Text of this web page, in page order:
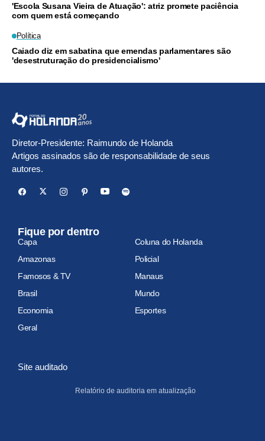
'Escola Susana Vieira de Atuação': atriz promete paciência
com quem está começando
Política
Caiado diz em sabatina que emendas parlamentares são
'desestruturação do presidencialismo'
Diretor-Presidente: Raimundo de Holanda
Artigos assinados são de responsabilidade de seus
autores.
Fique por dentro
Capa
Coluna do Holanda
Amazonas
Policial
Famosos & TV
Manaus
Brasil
Mundo
Economia
Esportes
Geral
Site auditado
Relatório de auditoria em atualização